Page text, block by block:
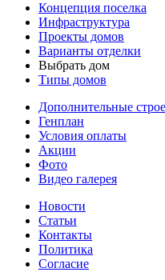
Концепция поселка
Инфраструктура
Проекты домов
Варианты отделки
Выбрать дом
Типы домов
Дополнительные
Генплан
Условия оплаты
Акции
Фото
Видео галерея
Новости
Статьи
Контакты
Политика
Согласие